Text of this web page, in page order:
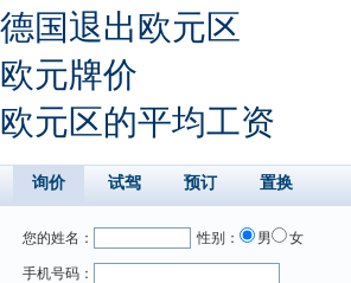
德国退出欧元区
欧元牌价
欧元区的平均工资
询价 试驾 预订 置换
您的姓名： 性别： 男 女
手机号码：